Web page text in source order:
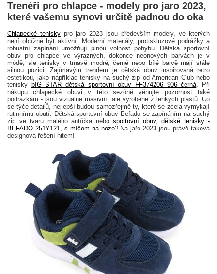
Trenéři pro chlapce - modely pro jaro 2023,
které vašemu synovi určitě padnou do oka
Chlapecké teniskypro jaro 2023 jsou především modely, ve kterých
není obtížné být aktivní. Moderní materiály, protiskluzové podrážky a
robustní zapínání umožňují plnou volnost pohybu. Dětská sportovní
obuv pro chlapce ve výrazných, dokonce neonových barvách je v
módě, ale tenisky v tmavě modré, černé nebo bílé barvě mají stále
silnou pozici. Zajímavým trendem je dětská obuv inspirovaná retro
estetikou, jako například tenisky na suchý zip od American Club nebo
tenisky
bIG STAR dětská sportovní obuv FF374206 906 černá. Při
nákupu chlapecké obuvi v této sezóně věnujte pozornost také
podrážkám - jsou vizuálně masivní, ale vyrobené z lehkých plastů. Co
se týče detailů, nejlepší budou samozřejmě ty, které se zcela vymykají
rutinnímu obutí. Dětská sportovní obuv Befado se zapínáním na suchý
zip ve tvaru malého autíčka nebo sportovní obuv, dětské tenisky -
BEFADO 251Y121, s míčem na noze? Na jaře 2023 jsou právě taková
designová řešení hitem!